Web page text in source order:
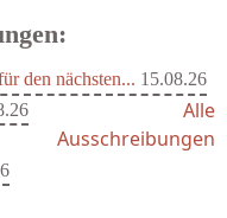
den nächsten... 15.08.26
Alle
Ausschreibungen